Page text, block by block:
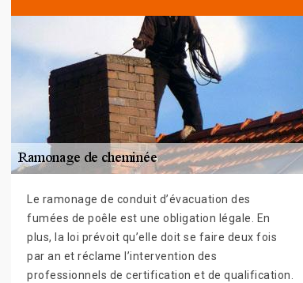
Le ramonage de conduit d’évacuation des
fumées de poêle est une obligation légale. En
plus, la loi prévoit qu’elle doit se faire deux fois
par an et réclame l’intervention des
professionnels de certification et de qualification.